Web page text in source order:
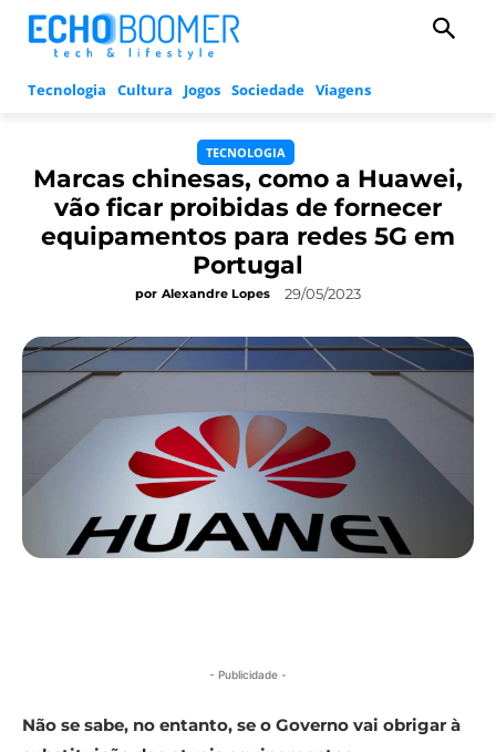
Tecnologia Cultura Jogos Sociedade Viagens
TECNOLOGIA
Marcas chinesas, como a Huawei,
vão ficar proibidas de fornecer
equipamentos para redes 5G em
Portugal
por Alexandre Lopes 29/05/2023
- Publicidade -
Não se sabe, no entanto, se o Governo vai obrigar à